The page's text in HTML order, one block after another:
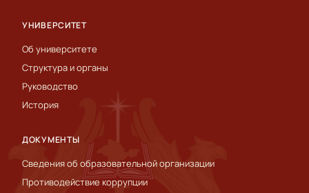
УНИВЕРСИТЕТ
Об университете
Структура и органы
Руководство
История
ДОКУМЕНТЫ
Сведения об образовательной организации
Противодействие коррупции